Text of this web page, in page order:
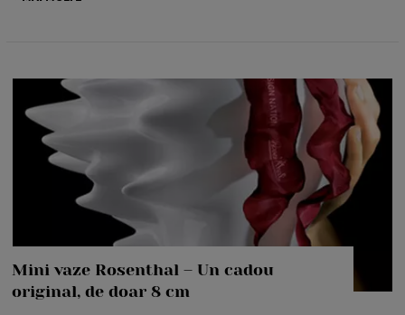
Mini vaze Rosenthal – Un cadou
original, de doar 8 cm